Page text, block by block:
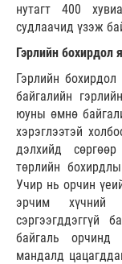
нутагт 400
судлаачид үзэж
Гэрлийн бохирдол
Гэрлийн
байгалийн
юуны өмнө
хэрэглээтэй
дэлхийд
төрлийн
Учир нь орчин
эрчим хүчний
сэргээгддэггүй
байгаль орчинд
мандалд